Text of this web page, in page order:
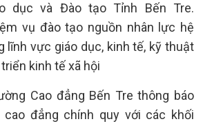
dục và Đào tạo Tỉnh Bến Tre.
vụ đào tạo nguồn nhân lực hệ
lĩnh vực giáo dục, kinh tế, kỹ thuật
kinh tế xã hội
Cao đẳng Bến Tre thông báo
đẳng chính quy với các khối